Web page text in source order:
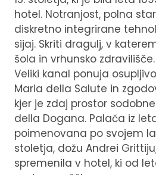
hotel. Notranjost, polna
diskretno integrirane
sijaj. Skriti dragulj, v
šola in vrhunsko
Veliki kanal ponuja
Maria della Salute in
kjer je zdaj prostor
della Dogana. Palača iz
poimenovana po svojem
stoletja, dožu Andrei
spremenila v hotel, ki od